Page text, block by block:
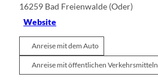
16259 Bad Freienwalde (Oder)
Website
Anreise mit dem Auto
Anreise mit öffentlichen Verkehrsmitteln